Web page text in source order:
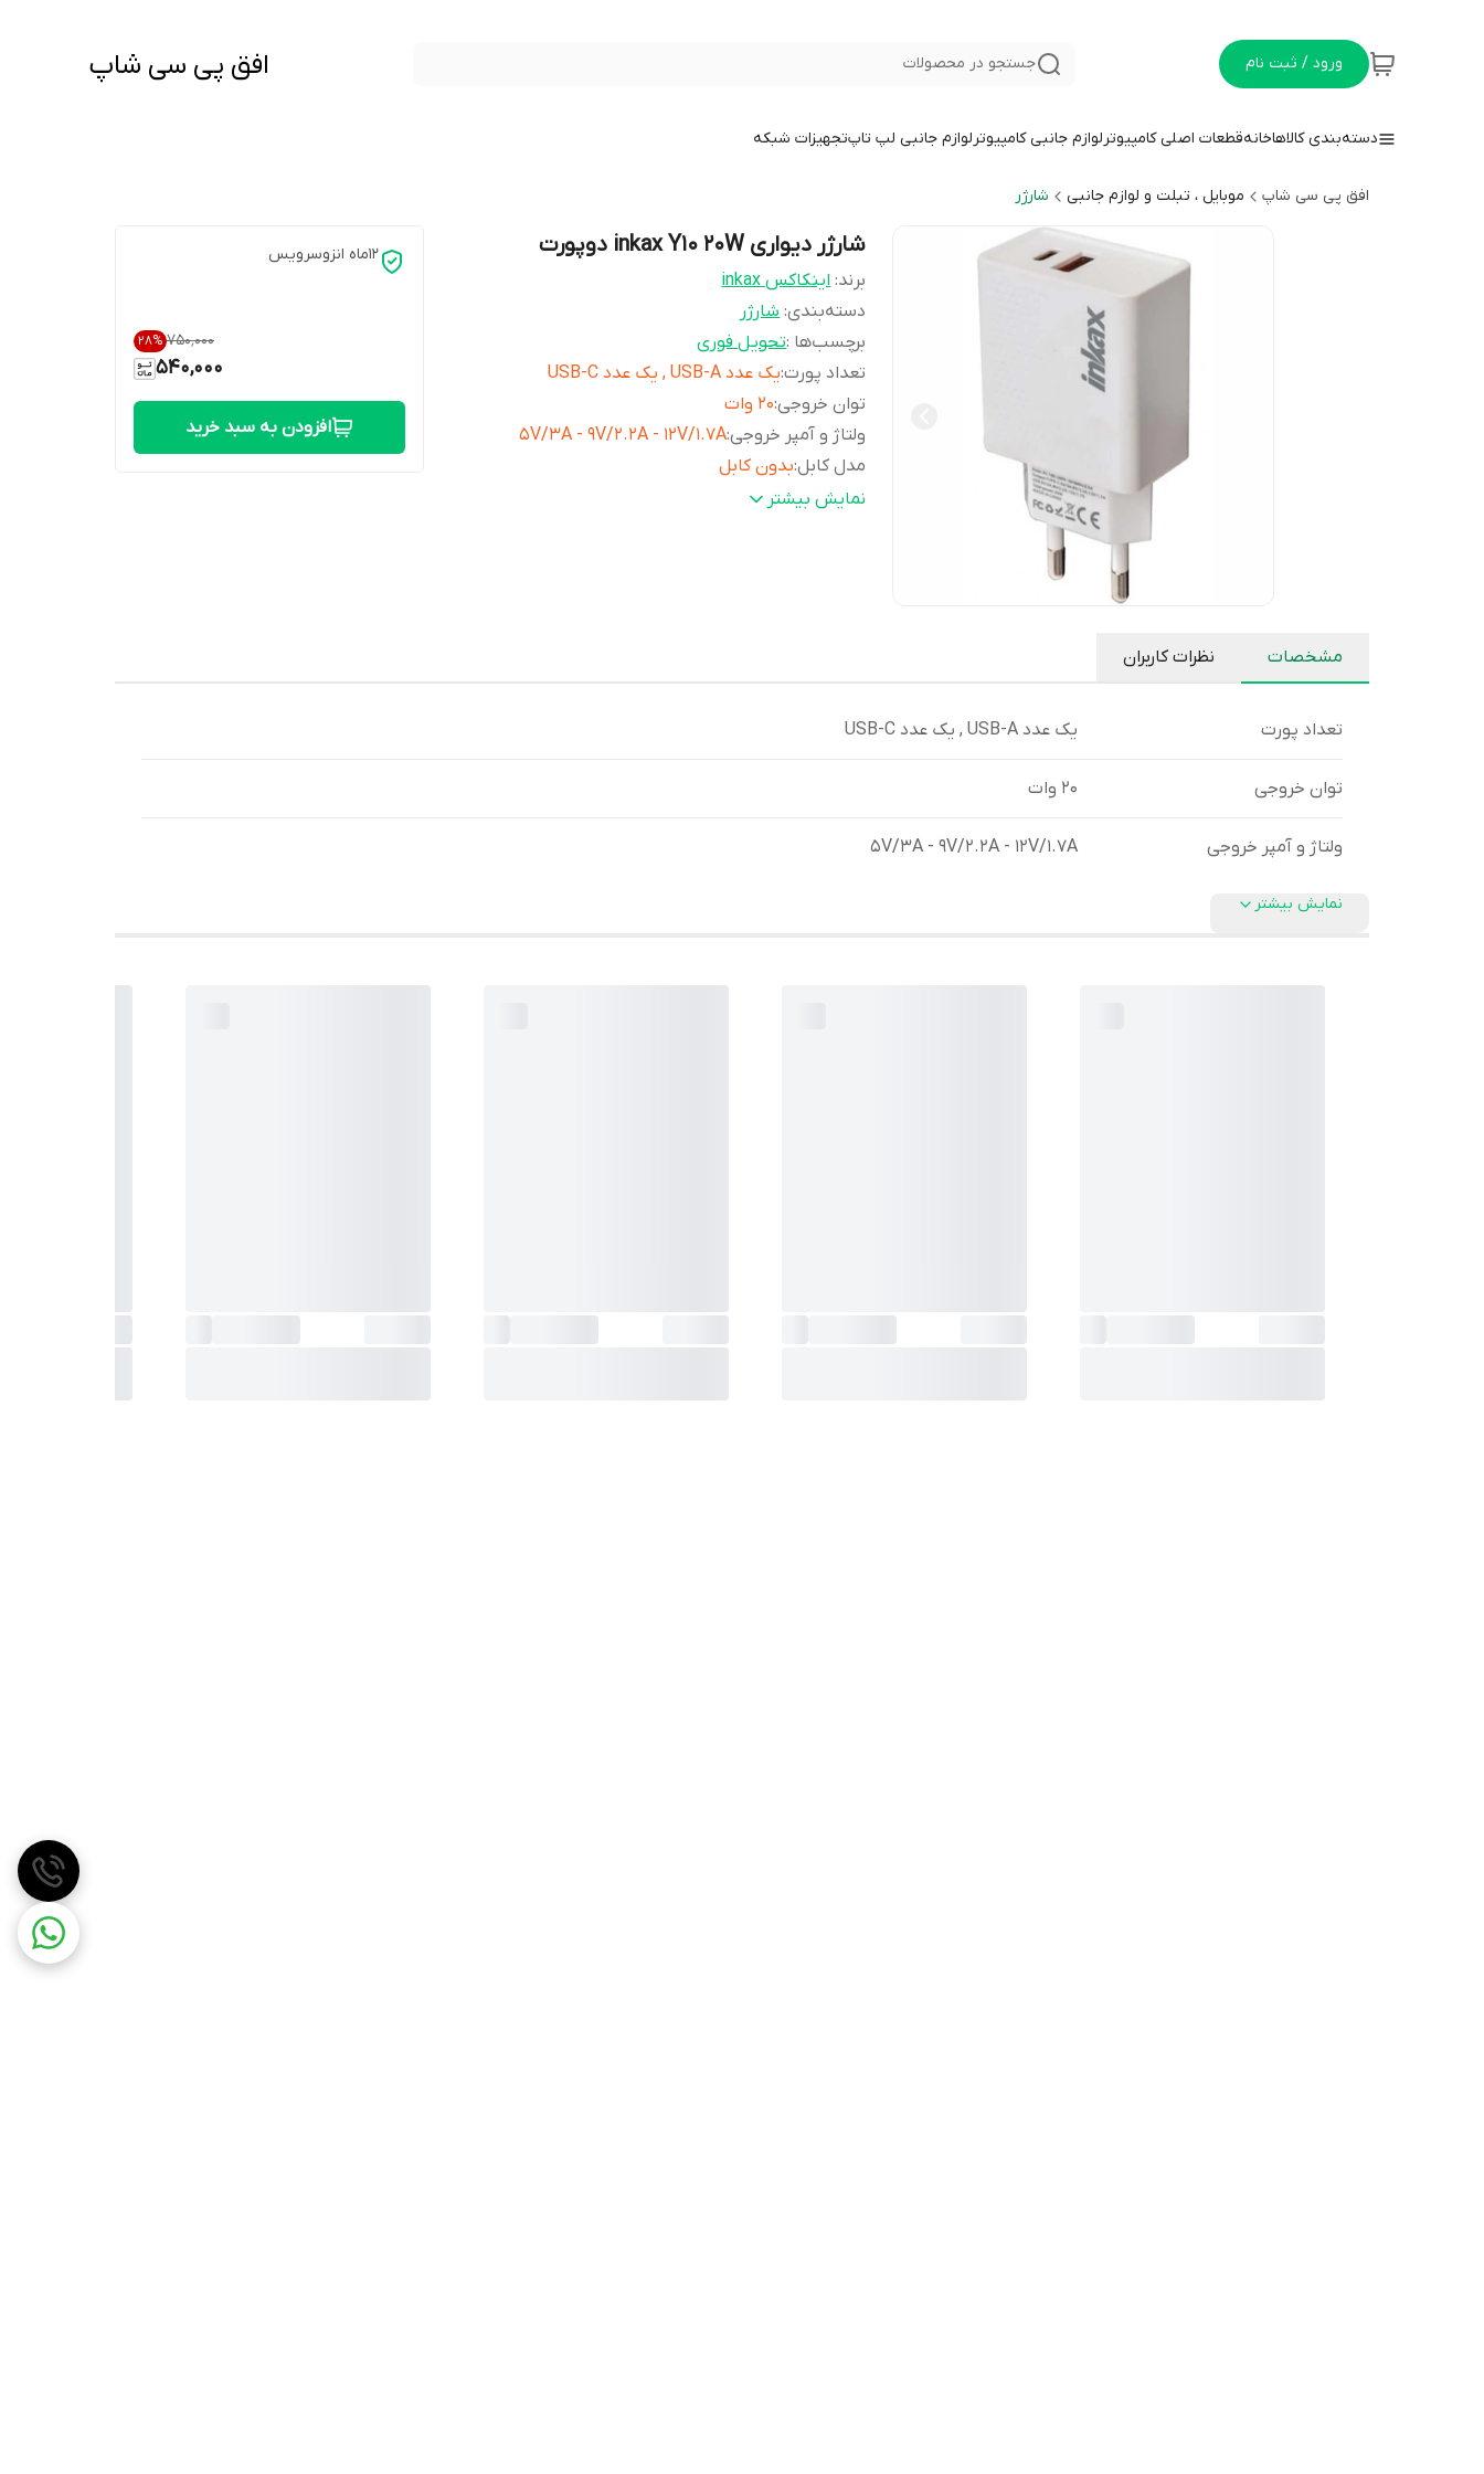
ورود / ثبت نام جستجو در محصولات افق پی سی شاپ
دسته‌بندی کالاهاخانهقطعات اصلی کامپیوترلوازم جانبی کامپیوترلوازم جانبی لپ تاپتجهیزات شبکه
افق پی سی شاپ موبایل ، تبلت و لوازم جانبی شارژر
شارژر دیواری inkax Y10 20W دوپورت
برند: اینکاکس inkax
دسته‌بندی:شارژر
برچسب‌ها :تحویل فوری
تعداد پورت:یک عدد USB-A , یک عدد USB-C
توان خروجی:20 وات
ولتاژ و آمپر خروجی:
5V/3A - 9V/2.2A - 12V/1.7A
مدل کابل:بدون کابل
اصالت کالا:اصلنمایش بیشتر
12ماه انزوسرویس
۷۵۰٬۰۰۰ 28%
540,000
افزودن به سبد خرید
مشخصات نظرات کاربران
تعداد پورت یک عدد USB-A , یک عدد USB-C
توان خروجی 20 وات
ولتاژ و آمپر خروجی 5V/3A - 9V/2.2A - 12V/1.7A
نمایش بیشتر